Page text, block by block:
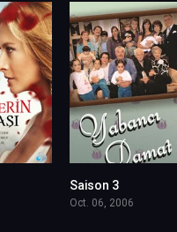
Saison 3
Oct. 06, 2006